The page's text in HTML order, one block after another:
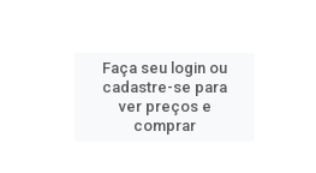
Faça seu login ou
cadastre-se para
ver preços e
comprar